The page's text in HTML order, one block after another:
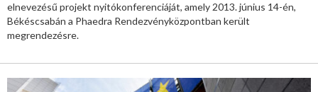
elnevezésű projekt nyitókonferenciáját, amely 2013. június 14-én,
Békéscsabán a Phaedra Rendezvényközpontban került
megrendezésre.